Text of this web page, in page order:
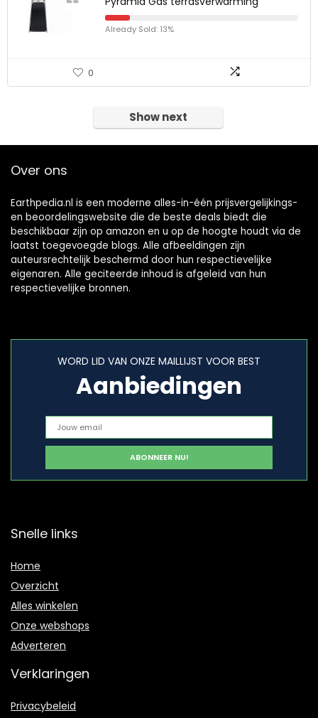
Already Sold: 13%
0
Show next
Over ons
Earthpedia.nl is een moderne alles-in-één prijsvergelijkings-
en beoordelingswebsite die de beste deals biedt die
beschikbaar zijn op amazon en u op de hoogte houdt via de
laatst toegevoegde blogs. Alle afbeeldingen zijn
auteursrechtelijk beschermd door hun respectievelijke
eigenaren. Alle geciteerde inhoud is afgeleid van hun
respectievelijke bronnen.
WORD LID VAN ONZE MAILLIJST VOOR BEST
Aanbiedingen
Snelle links
Home
Overzicht
Alles winkelen
Onze webshops
Adverteren
Verklaringen
Privacybeleid